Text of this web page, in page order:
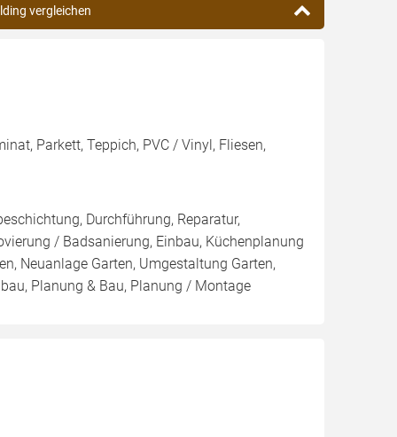
vergleichen
Parkett, Teppich, PVC / Vinyl, Fliesen,
Durchführung, Reparatur,
/ Badsanierung, Einbau, Küchenplanung
Neuanlage Garten, Umgestaltung Garten,
Planung & Bau, Planung / Montage